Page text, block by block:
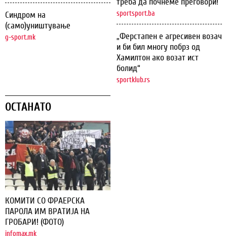
Синдром на
(само)уништување
g-sport.mk
sportsport.ba
„Ферстапен е агресивен возач
и би бил многу побрз од
Хамилтон ако возат ист
болид“
sportklub.rs
ОСТАНАТО
КОМИТИ СО ФРАЕРСКА
ПАРОЛА ИМ ВРАТИЈА НА
ГРОБАРИ! (ФОТО)
infomax.mk